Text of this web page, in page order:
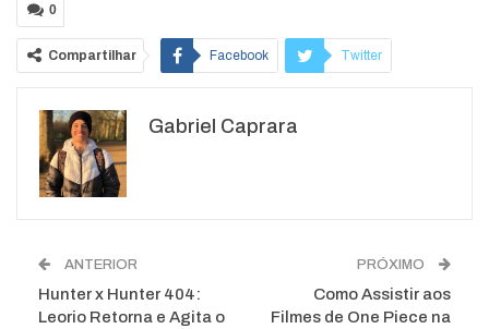
0
Compartilhar Facebook Twitter
WhatsApp
Gabriel Caprara
ANTERIOR
Hunter x Hunter 404:
Leorio Retorna e Agita o
PRÓXIMO
Como Assistir aos
Filmes de One Piece na